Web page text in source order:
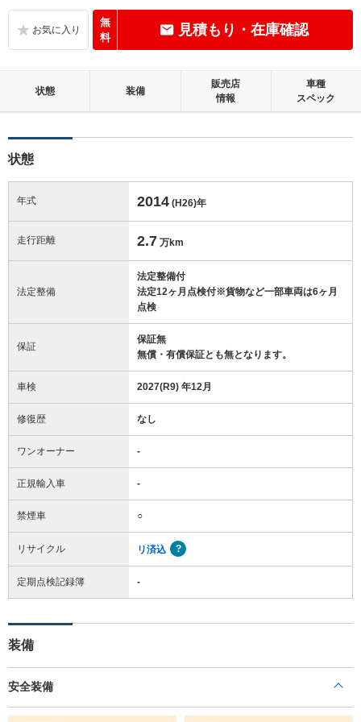
無
料
見積もり・在庫確認
状態 装備
販売店
情報
車種
スペック
状態
年式 2014 (H26)年
走行距離 2.7 万km
法定整備
法定整備付
法定12ヶ月点検付※貨物など一部車両は6ヶ月
点検
保証
保証無
無償・有償保証とも無となります。
車検 2027(R9) 年12月
修復歴 なし
ワンオーナー -
正規輸入車 -
禁煙車 ○
リサイクル リ済込
定期点検記録簿 -
装備
安全装備